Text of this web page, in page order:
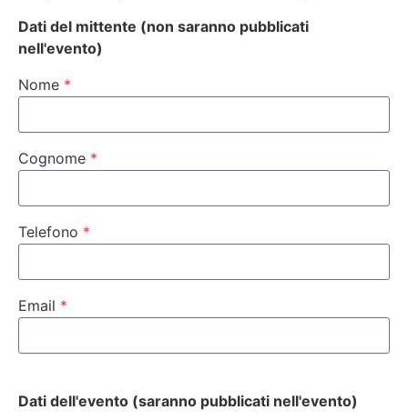
Dati del mittente (non saranno pubblicati
nell'evento)
Nome
Cognome
Telefono
Email
Dati dell'evento (saranno pubblicati nell'evento)